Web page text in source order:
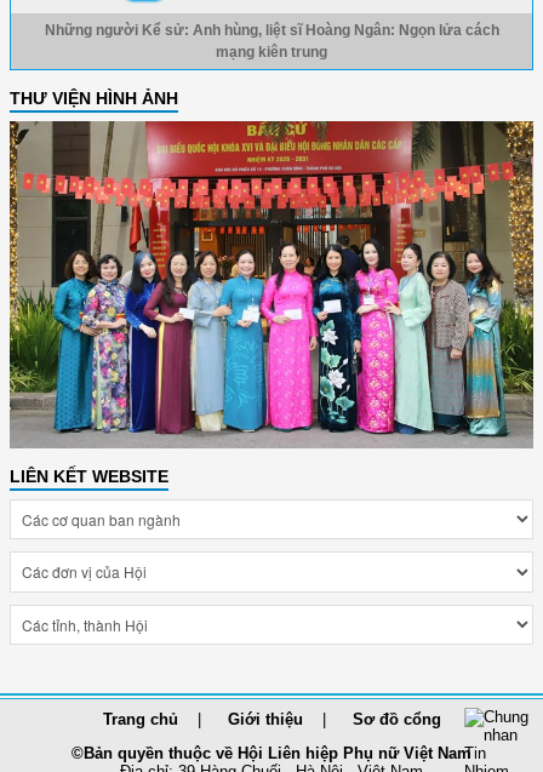
Những người Kể sử: Anh hùng, liệt sĩ Hoàng Ngân: Ngọn lửa cách
mạng kiên trung
THƯ VIỆN HÌNH ẢNH
LIÊN KẾT WEBSITE
Trang chủ Giới thiệu
Sơ đồ cổng
©Bản quyền thuộc về Hội Liên hiệp Phụ nữ Việt Nam